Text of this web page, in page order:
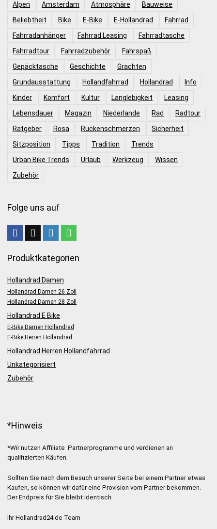
Alpen Amsterdam Atmosphäre
Bauweise
Beliebtheit
Bike E-Bike E-Hollandrad
Fahrrad
Fahrradanhänger
Fahrrad Leasing
Fahrradtasche
Fahrradtour
Fahrradzubehör
Fahrspaß
Gepäcktasche
Geschichte
Grachten
Grundausstattung
Hollandfahrrad Hollandrad
Info
Kinder
Komfort Kultur Langlebigkeit
Leasing
Lebensdauer
Magazin Niederlande Rad
Radtour
Ratgeber
Rosa Rückenschmerzen
Sicherheit
Sitzposition
Tipps Tradition
Trends
Urban Bike Trends
Urlaub Werkzeug
Wissen
Zubehör
Folge uns auf
Produktkategorien
Hollandrad Damen
Hollandrad Damen 26 Zoll
Hollandrad Damen 28 Zoll
Hollandrad E Bike
E-Bike Damen Hollandrad
E-Bike Herren Hollandrad
Hollandrad Herren Hollandfahrrad
Unkategorisiert
Zubehör
*Hinweis
*Wir nutzen Affiliate Partnerprogramme und verdienen an
qualifizierten Käufen.
Sollten Sie nach dem Besuch unserer Seite bei einem Partner etwas
Kaufen, so können wir dafür eine Provision vom Partner bekommen.
Der Endpreis für Sie bleibt identisch.
Ihr Hollandrad24.de Team